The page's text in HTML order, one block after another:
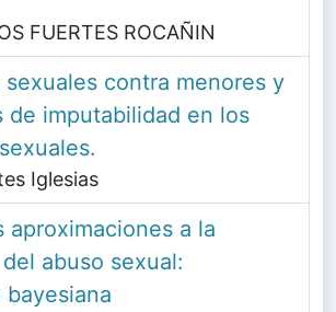
FUERTES ROCAÑIN
sexuales contra menores y
de imputabilidad en los
Iglesias
aproximaciones a la
abuso sexual:
bayesiana